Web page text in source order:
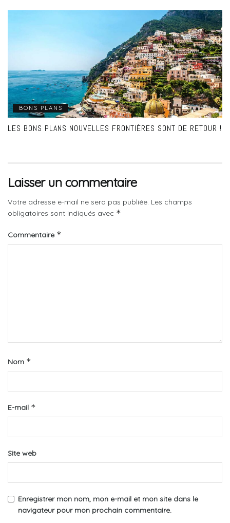
BONS PLANS
LES BONS PLANS NOUVELLES FRONTIÈRES SONT DE RETOUR !
Laisser un commentaire
Votre adresse e-mail ne sera pas publiée. Les champs
obligatoires sont indiqués avec *
Commentaire *
Nom *
E-mail *
Site web
Enregistrer mon nom, mon e-mail et mon site dans le
navigateur pour mon prochain commentaire.